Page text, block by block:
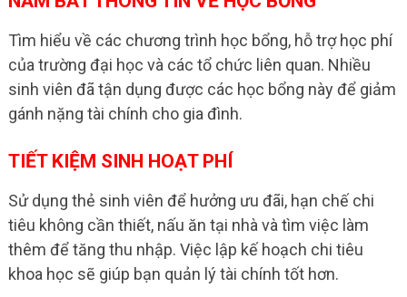
Tìm hiểu về các chương trình học bổng, hỗ trợ học phí
của trường đại học và các tổ chức liên quan. Nhiều
sinh viên đã tận dụng được các học bổng này để giảm
gánh nặng tài chính cho gia đình.
TIẾT KIỆM SINH HOẠT PHÍ
Sử dụng thẻ sinh viên để hưởng ưu đãi, hạn chế chi
tiêu không cần thiết, nấu ăn tại nhà và tìm việc làm
thêm để tăng thu nhập. Việc lập kế hoạch chi tiêu
khoa học sẽ giúp bạn quản lý tài chính tốt hơn.